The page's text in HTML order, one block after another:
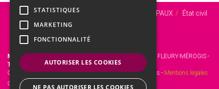
Vous êtes ici : Accueil SERVICES MUNICIPAUX
État civil
Contacts en Mairie
Mairie de Fleury-Mérogis
- 12 Rue Roger Clavier, 91700 FLEURY-MÉROGIS -
Tél. :
01 69 46 72 00 -Fax : 01 60 15 45 31.
Copyright © 2017 Site officiel de la mairie de Fleury-Mérogis - Mentions légales.
Gestion web :
STATISTIQUES
MARKETING
FONCTIONNALITÉ
AUTORISER LES COOKIES
NE PAS AUTORISER LES COOKIES